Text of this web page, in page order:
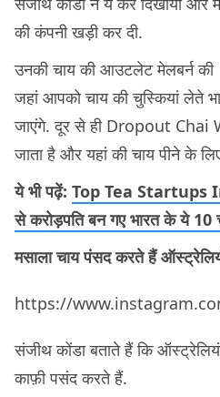
की कंपनी खड़ी कर दी.
उनकी चाय की आउटलेट मेलबर्न
जहां आपको चाय की चुस्कियां लेते
जाएंगे. दूर से ही Dropout Chai
जाता है और यहां की चाय पीने के
ये भी पढ़ें: Top Tea Startups
से करोड़पति बन गए भारत के ये 10
मसाला चाय पंसद करते हैं
https://
संजीथ कोंडा बताते हैं कि
काफ़ी पसंद करते हैं.